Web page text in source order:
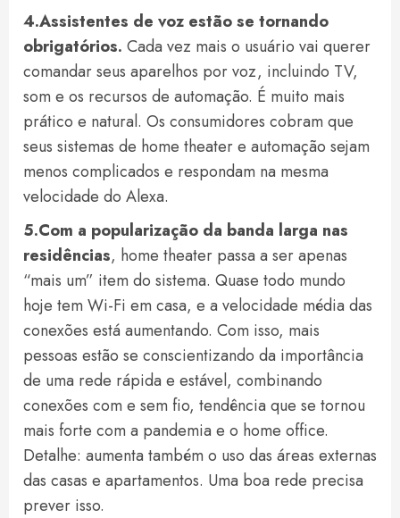
4.Assistentes de voz estão se tornando
obrigatórios. Cada vez mais o usuário vai querer
comandar seus aparelhos por voz, incluindo TV,
som e os recursos de automação. É muito mais
prático e natural. Os consumidores cobram que
seus sistemas de home theater e automação sejam
menos complicados e respondam na mesma
velocidade do Alexa.
5.Com a popularização da banda larga nas
residências, home theater passa a ser apenas
“mais um” item do sistema. Quase todo mundo
hoje tem Wi-Fi em casa, e a velocidade média das
conexões está aumentando. Com isso, mais
pessoas estão se conscientizando da importância
de uma rede rápida e estável, combinando
conexões com e sem fio, tendência que se tornou
mais forte com a pandemia e o home office.
Detalhe: aumenta também o uso das áreas externas
das casas e apartamentos. Uma boa rede precisa
prever isso.